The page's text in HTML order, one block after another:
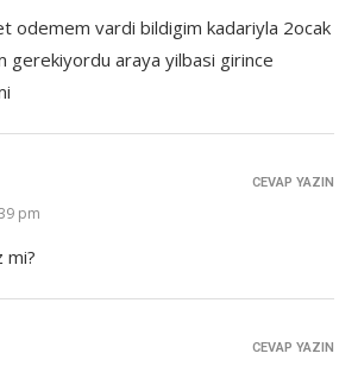
odemem vardi bildigim kadariyla 2ocak
gerekiyordu araya yilbasi girince
pm
mi?
CEVAP YAZIN
CEVAP YAZIN